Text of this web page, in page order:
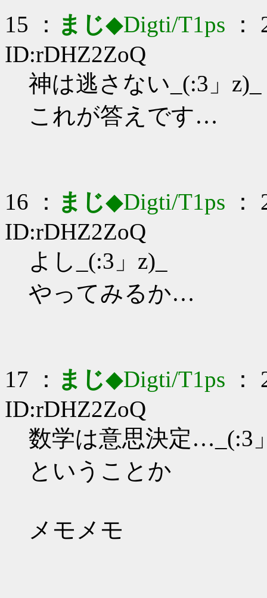
15 ： まじ◆Digti/T1ps ：
ID:rDHZ2ZoQ
神は逃さない_(:3」z)_
これが答えです…
16 ： まじ◆Digti/T1ps ：
ID:rDHZ2ZoQ
よし_(:3」z)_
やってみるか…
17 ： まじ◆Digti/T1ps ：
ID:rDHZ2ZoQ
数学は意思決定…_(:3
ということか
メモメモ